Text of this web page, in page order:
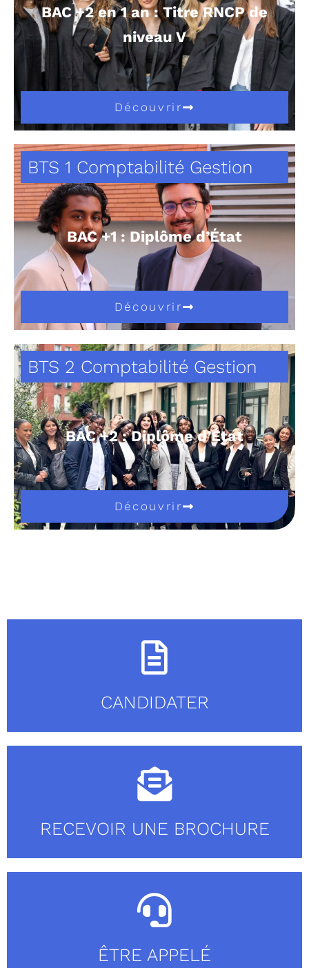
BAC +2 en 1 an : Titre RNCP de
niveau V
Découvrir
BTS 1 Comptabilité Gestion
BAC +1 : Diplôme d’État
Découvrir
BTS 2 Comptabilité Gestion
BAC +2 : Diplôme d’État
Découvrir
CANDIDATER
RECEVOIR UNE BROCHURE
ÊTRE APPELÉ